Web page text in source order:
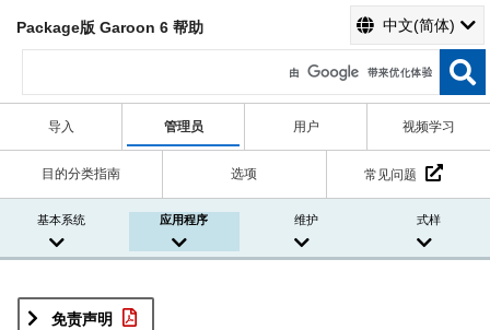
Package版 Garoon 6 帮助 中文(简体)
导入 管理员 用户 视频学习
目的分类指南 选项 常见问题
基本系统 应用程序 维护 式样
免责声明